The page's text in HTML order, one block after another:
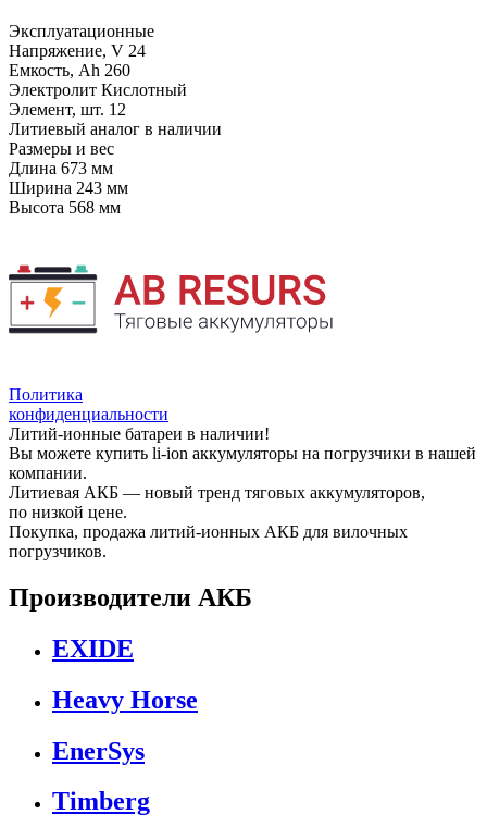
Эксплуатационные
Напряжение, V 24
Емкость, Ah 260
Электролит Кислотный
Элемент, шт. 12
Литиевый аналог в наличии
Размеры и вес
Длина 673 мм
Ширина 243 мм
Высота 568 мм
Политика
конфиденциальности
Литий-ионные батареи в наличии!
Вы можете купить li-ion аккумуляторы на погрузчики в нашей
компании.
Литиевая АКБ — новый тренд тяговых аккумуляторов,
по низкой цене.
Покупка, продажа литий-ионных АКБ для вилочных
погрузчиков.
Производители АКБ
EXIDE
Heavy Horse
EnerSys
Timberg